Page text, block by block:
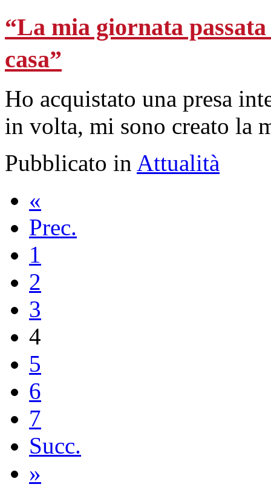
“La mia giornata
casa”
Ho acquistato una presa
in volta, mi sono creato la
Pubblicato in Attualità
«
Prec.
1
2
3
4
5
6
7
Succ.
»